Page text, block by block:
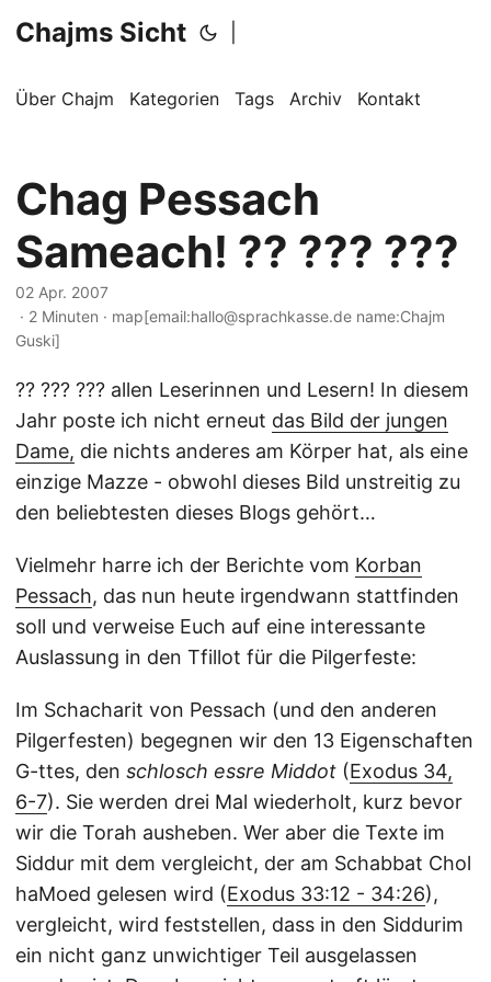
Chajms Sicht
Über Chajm Kategorien Tags Archiv Kontakt
Chag Pessach
Sameach! ?? ??? ???
02 Apr. 2007
· 2 Minuten · map[email:hallo@sprachkasse.de name:Chajm
Guski]
?? ??? ??? allen Leserinnen und Lesern! In diesem
Jahr poste ich nicht erneut das Bild der jungen
Dame, die nichts anderes am Körper hat, als eine
einzige Mazze - obwohl dieses Bild unstreitig zu
den beliebtesten dieses Blogs gehört…
Vielmehr harre ich der Berichte vom Korban
Pessach, das nun heute irgendwann stattfinden
soll und verweise Euch auf eine interessante
Auslassung in den Tfillot für die Pilgerfeste:
Im Schacharit von Pessach (und den anderen
Pilgerfesten) begegnen wir den 13 Eigenschaften
G-ttes, den schlosch essre Middot (Exodus 34,
6-7). Sie werden drei Mal wiederholt, kurz bevor
wir die Torah ausheben. Wer aber die Texte im
Siddur mit dem vergleicht, der am Schabbat Chol
haMoed gelesen wird (Exodus 33:12 - 34:26),
vergleicht, wird feststellen, dass in den Siddurim
ein nicht ganz unwichtiger Teil ausgelassen